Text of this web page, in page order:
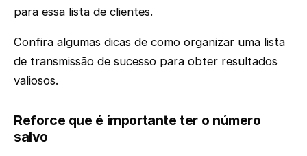
para essa lista de clientes.
Confira algumas dicas de como organizar uma lista
de transmissão de sucesso para obter resultados
valiosos.
Reforce que é importante ter o número
salvo